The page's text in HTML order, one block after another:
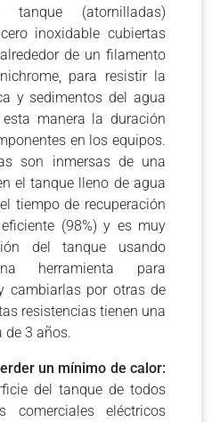
tanque (atornilladas)
inoxidable cubiertas
de un filamento
para resistir la
y sedimentos del agua
manera la duración
en los equipos.
son inmersas de una
el tanque lleno de agua
tiempo de recuperación
(98%) y es muy
del tanque usando
herramienta para
cambiarlas por otras de
resistencias tienen una
3 años.
un mínimo de calor:
del tanque de todos
comerciales eléctricos